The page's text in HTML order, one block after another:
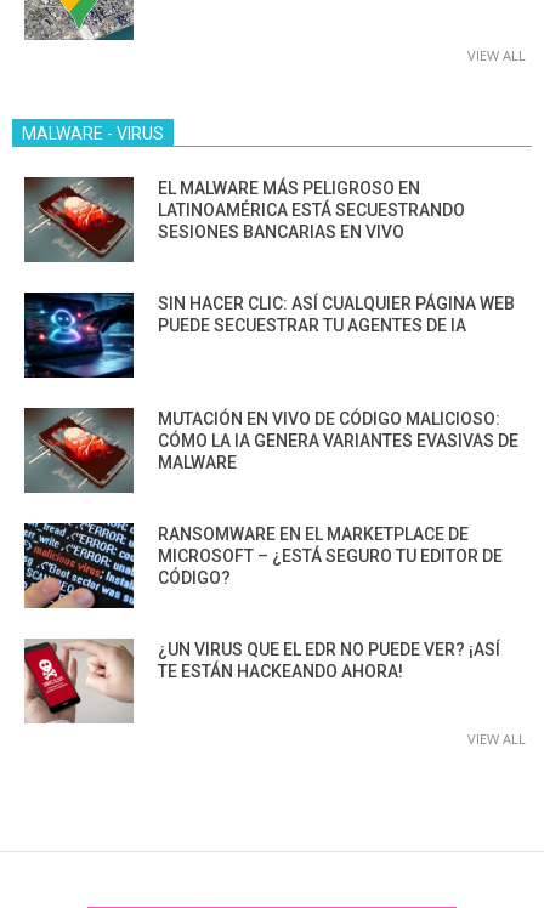
VIEW ALL
MALWARE - VIRUS
EL MALWARE MÁS PELIGROSO EN
LATINOAMÉRICA ESTÁ SECUESTRANDO
SESIONES BANCARIAS EN VIVO
SIN HACER CLIC: ASÍ CUALQUIER PÁGINA WEB
PUEDE SECUESTRAR TU AGENTES DE IA
MUTACIÓN EN VIVO DE CÓDIGO MALICIOSO:
CÓMO LA IA GENERA VARIANTES EVASIVAS DE
MALWARE
RANSOMWARE EN EL MARKETPLACE DE
MICROSOFT – ¿ESTÁ SEGURO TU EDITOR DE
CÓDIGO?
¿UN VIRUS QUE EL EDR NO PUEDE VER? ¡ASÍ
TE ESTÁN HACKEANDO AHORA!
VIEW ALL